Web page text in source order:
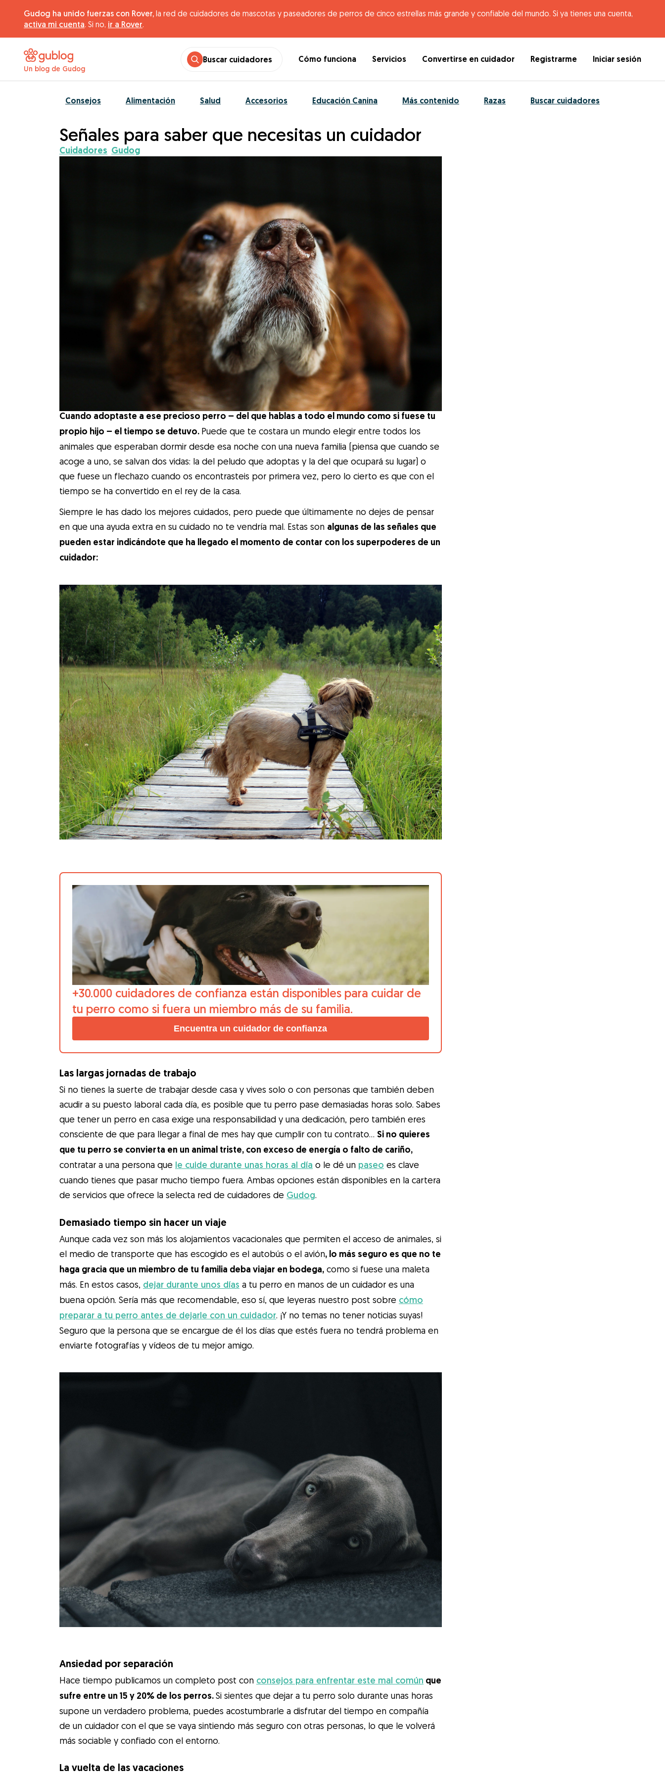
Gudog ha unido fuerzas con Rover, la red de cuidadores de mascotas y paseadores de perros de cinco estrellas más grande y confiable del mundo. Si ya tienes una cuenta,
activa mi cuenta. Si no, ir a Rover.
Un blog de Gudog
Buscar cuidadores Cómo funciona Servicios Convertirse en cuidador Registrarme Iniciar sesión
Consejos Alimentación Salud Accesorios Educación Canina Más contenido Razas Buscar cuidadores
Señales para saber que necesitas un cuidador
Cuidadores Gudog
Cuando adoptaste a ese precioso perro – del que hablas a todo el mundo como si fuese tu
propio hijo – el tiempo se detuvo. Puede que te costara un mundo elegir entre todos los
animales que esperaban dormir desde esa noche con una nueva familia (piensa que cuando se
acoge a uno, se salvan dos vidas: la del peludo que adoptas y la del que ocupará su lugar) o
que fuese un flechazo cuando os encontrasteis por primera vez, pero lo cierto es que con el
tiempo se ha convertido en el rey de la casa.
Siempre le has dado los mejores cuidados, pero puede que últimamente no dejes de pensar
en que una ayuda extra en su cuidado no te vendría mal. Estas son algunas de las señales que
pueden estar indicándote que ha llegado el momento de contar con los superpoderes de un
cuidador:
+30.000 cuidadores de confianza están disponibles para cuidar de
tu perro como si fuera un miembro más de su familia.
Encuentra un cuidador de confianza
Las largas jornadas de trabajo
Si no tienes la suerte de trabajar desde casa y vives solo o con personas que también deben
acudir a su puesto laboral cada día, es posible que tu perro pase demasiadas horas solo. Sabes
que tener un perro en casa exige una responsabilidad y una dedicación, pero también eres
consciente de que para llegar a final de mes hay que cumplir con tu contrato… Si no quieres
que tu perro se convierta en un animal triste, con exceso de energía o falto de cariño,
contratar a una persona que le cuide durante unas horas al día o le dé un paseo es clave
cuando tienes que pasar mucho tiempo fuera. Ambas opciones están disponibles en la cartera
de servicios que ofrece la selecta red de cuidadores de Gudog.
Demasiado tiempo sin hacer un viaje
Aunque cada vez son más los alojamientos vacacionales que permiten el acceso de animales, si
el medio de transporte que has escogido es el autobús o el avión, lo más seguro es que no te
haga gracia que un miembro de tu familia deba viajar en bodega, como si fuese una maleta
más. En estos casos, dejar durante unos días a tu perro en manos de un cuidador es una
buena opción. Sería más que recomendable, eso sí, que leyeras nuestro post sobre cómo
preparar a tu perro antes de dejarle con un cuidador. ¡Y no temas no tener noticias suyas!
Seguro que la persona que se encargue de él los días que estés fuera no tendrá problema en
enviarte fotografías y vídeos de tu mejor amigo.
Ansiedad por separación
Hace tiempo publicamos un completo post con consejos para enfrentar este mal común que
sufre entre un 15 y 20% de los perros.Si sientes que dejar a tu perro solo durante unas horas
supone un verdadero problema, puedes acostumbrarle a disfrutar del tiempo en compañía
de un cuidador con el que se vaya sintiendo más seguro con otras personas, lo que le volverá
más sociable y confiado con el entorno.
La vuelta de las vacaciones